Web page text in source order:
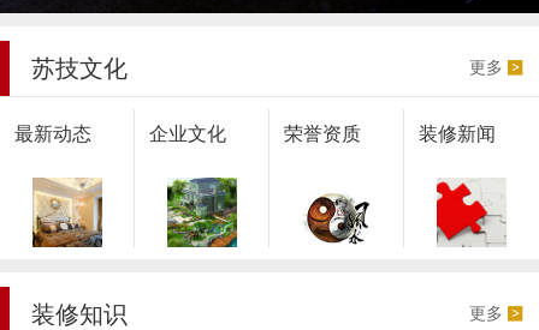
苏技文化 更多
最新动态 企业文化 荣誉资质 装修新闻
装修知识 更多